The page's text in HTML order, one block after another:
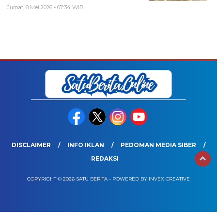
Jumat, 8 Mei 2026 - 07:34 WIB
DISCLAIMER INFO IKLAN
PEDOMAN MEDIA SIBER
REDAKSI
COPYRIGHT © 2026 SATU BERITA - POWERED BY INVEX CREATIVE